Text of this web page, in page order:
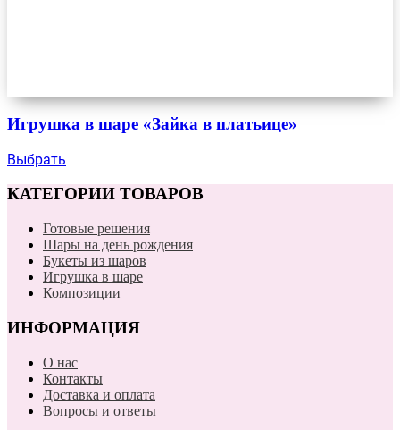
Игрушка в шаре «Зайка в платьице»
Выбрать
КАТЕГОРИИ ТОВАРОВ
Готовые решения
Шары на день рождения
Букеты из шаров
Игрушка в шаре
Композиции
ИНФОРМАЦИЯ
О нас
Контакты
Доставка и оплата
Вопросы и ответы